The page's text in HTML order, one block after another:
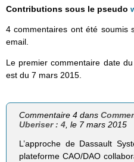
Contributions sous le pseudo
4 commentaires ont été soumis
email.
Le premier commentaire date
est du 7 mars 2015.
Commentaire 4 dans
Uberiser : 4, le 7 mars 2015
L’approche de Dassault
plateforme CAO/DAO